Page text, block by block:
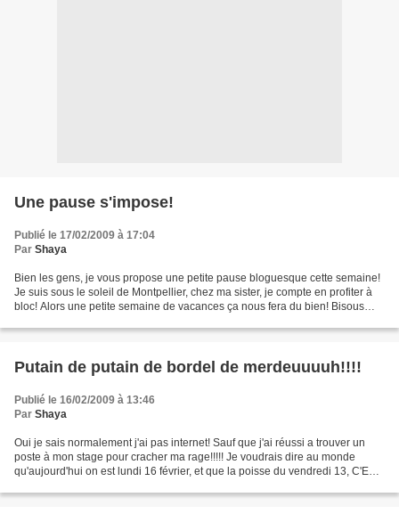
Une pause s'impose!
Publié le 17/02/2009 à 17:04
Par Shaya
Bien les gens, je vous propose une petite pause bloguesque cette semaine!
Je suis sous le soleil de Montpellier, chez ma sister, je compte en profiter à
bloc! Alors une petite semaine de vacances ça nous fera du bien! Bisous
Putain de putain de bordel de merdeuuuuh!!!!
Publié le 16/02/2009 à 13:46
Par Shaya
Oui je sais normalement j'ai pas internet! Sauf que j'ai réussi a trouver un
poste à mon stage pour cracher ma rage!!!!! Je voudrais dire au monde
qu'aujourd'hui on est lundi 16 février, et que la poisse du vendredi 13, C'EST